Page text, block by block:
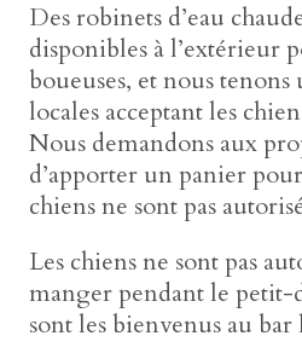
Des robinets d’eau
disponibles à l’extérieur
boueuses, et nous tenons
locales acceptant les
Nous demandons aux
d’apporter un panier
chiens ne sont pas
Les chiens ne sont pas
manger pendant le petit-
sont les bienvenus au bar